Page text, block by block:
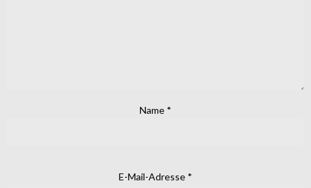
Name *
E-Mail-Adresse *